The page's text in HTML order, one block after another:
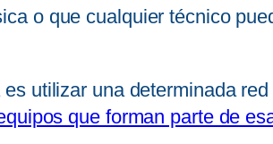
o que cualquier técnico
utilizar una determinada
que forman parte de